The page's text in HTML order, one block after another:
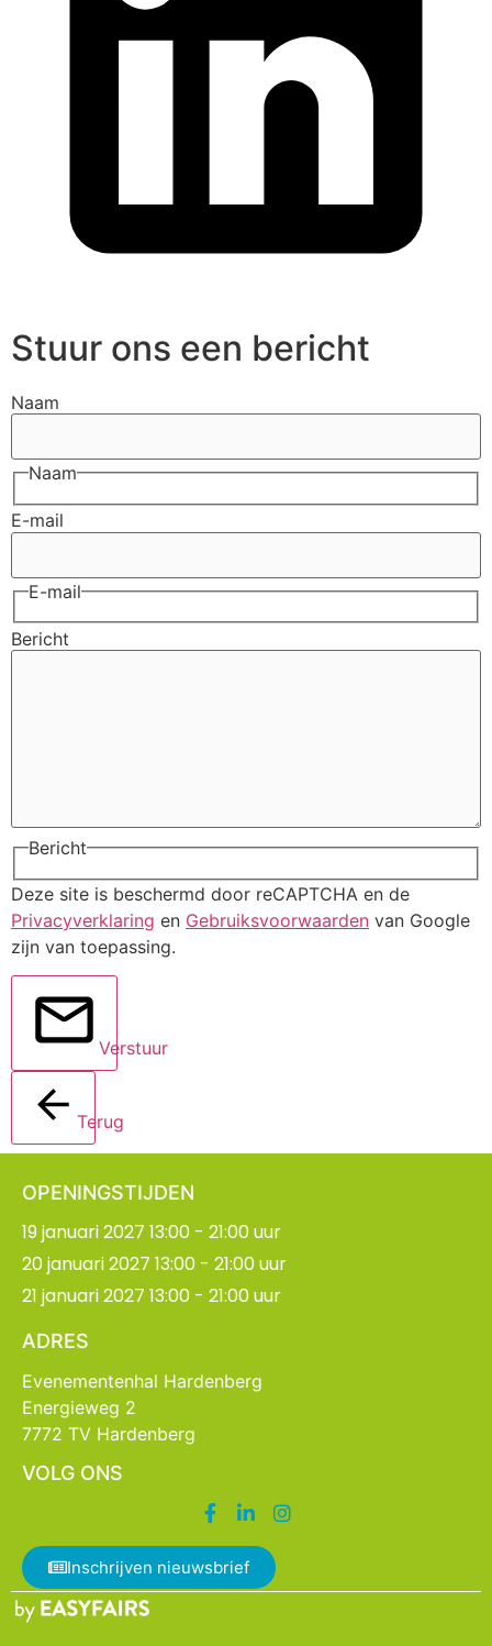
Stuur ons een bericht
Naam
Naam
E-mail
E-mail
Bericht
Bericht
Deze site is beschermd door reCAPTCHA en de
Privacyverklaring en Gebruiksvoorwaarden van Google
zijn van toepassing.
Verstuur
Terug
OPENINGSTIJDEN
19 januari 2027 13:00 - 21:00 uur
20 januari 2027 13:00 - 21:00 uur
21 januari 2027 13:00 - 21:00 uur
ADRES
Evenementenhal Hardenberg
Energieweg 2
7772 TV Hardenberg
VOLG ONS
Inschrijven nieuwsbrief